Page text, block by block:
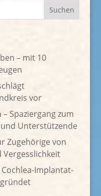
– mit 10
vor
Spaziergang zum
Unterstützende
Zugehörige von
Vergesslichkeit
Implantat-